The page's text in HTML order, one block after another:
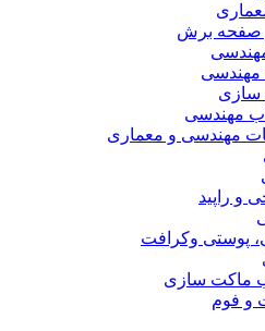
صفحه برش
مهندسی
مهندسی
سازی
مهندسی
مهندسی و معماری
و راپید
پوستی وکرافت
ماکت سازی
و فوم